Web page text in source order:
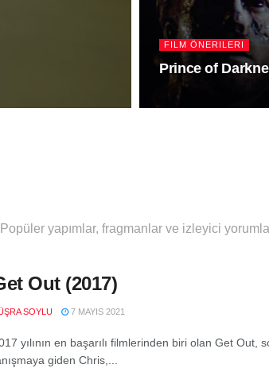
FILM ÖNERILERI
Prince of
yapımlar, fragmanlar ve izleyici
Out (2017)
SOYLU 7 MAYIS 2021
yılının en başarılı filmlerinden biri olan Get Out,
giden Chris,...